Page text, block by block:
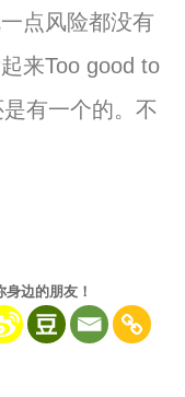
点风险都没有
来Too good to
有一个的。不
边的朋友！